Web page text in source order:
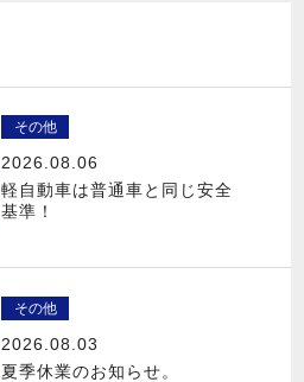
その他
2026.08.06
軽自動車は普通車と同じ安全
基準！
その他
2026.08.03
夏季休業のお知らせ。